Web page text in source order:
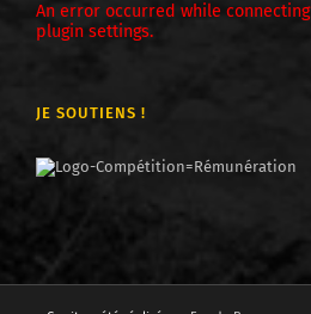
An error occurred while connecting
plugin settings.
JE SOUTIENS !